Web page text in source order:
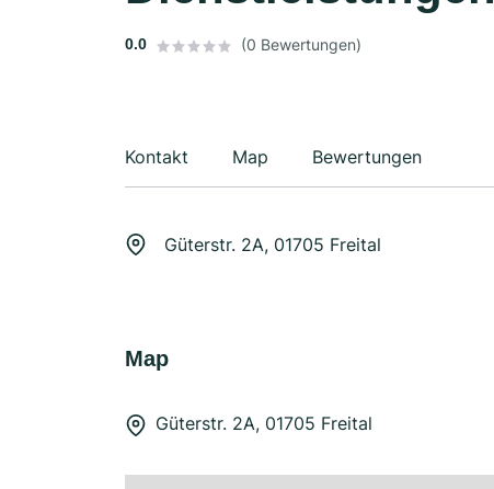
0.0 (0 Bewertungen)
Kontakt Map Bewertungen
Güterstr. 2A, 01705 Freital
Map
Güterstr. 2A, 01705 Freital